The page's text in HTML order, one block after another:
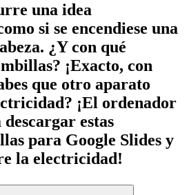
una idea
si se encendiese una
¿Y con qué
¡Exacto, con
que otro aparato
¡El ordenador
estas
para Google Slides y
la electricidad!